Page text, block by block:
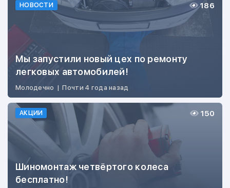
НОВОСТИ
Мы запустили новый цех по ремонту
легковых автомобилей!
Молодечно | Почти 4 года назад
186
АКЦИИ
Шиномонтаж четвёртого колеса
бесплатно!
150